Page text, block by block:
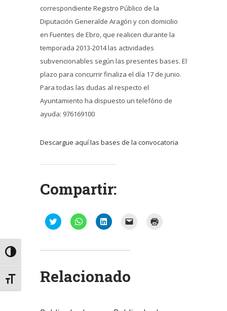
Alternar alto contraste
Alternar tamaño de letra
correspondiente Registro Público de la
Diputación Generalde Aragón y con domicilio
en Fuentes de Ebro, que realicen durante la
temporada 2013-2014 las actividades
subvencionables según las presentes bases. El
plazo para concurrir finaliza el día 17 de junio.
Para todas las dudas al respecto el
Ayuntamiento ha dispuesto un telefóno de
ayuda: 976169100
Descargue aquí las bases de la convocatoria
Compartir:
Haz
clic
Twitter
en
una
Haz
clic
WhatsApp
en
una
Haz
clic
LinkedIn
en
una
Relacionado